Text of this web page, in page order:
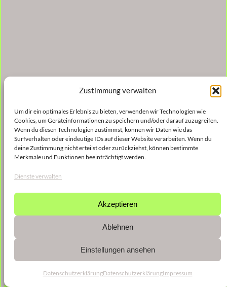
Zustimmung verwalten
Um dir ein optimales Erlebnis zu bieten, verwenden wir Technologien wie
Cookies, um Geräteinformationen zu speichern und/oder darauf zuzugreifen.
Wenn du diesen Technologien zustimmst, können wir Daten wie das
Surfverhalten oder eindeutige IDs auf dieser Website verarbeiten. Wenn du
deine Zustimmung nicht erteilst oder zurückziehst, können bestimmte
Merkmale und Funktionen beeinträchtigt werden.
Dienste verwalten
Akzeptieren
Ablehnen
Einstellungen ansehen
DatenschutzerklärungDatenschutzerklärungImpressum